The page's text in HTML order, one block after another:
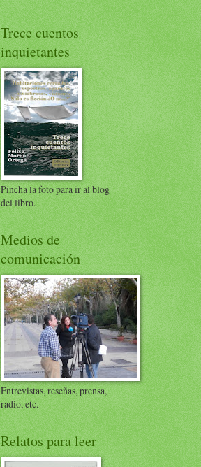
Trece cuentos
inquietantes
Pincha la foto para ir al blog
del libro.
Medios de
comunicación
Entrevistas, reseñas, prensa,
radio, etc.
Relatos para leer